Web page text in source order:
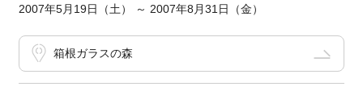
2007年5月19日（土） ～ 2007年8月31日（金）
箱根ガラスの森